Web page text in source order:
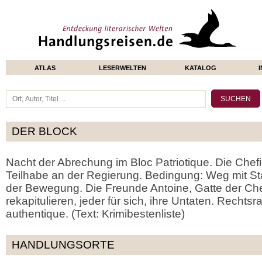
ATLAS LESERWELTEN KATALOG
DER BLOCK
Nacht der Abrechung im Bloc Patriotique. Die
Teilhabe an der Regierung. Bedingung: Weg mit
der Bewegung. Die Freunde Antoine, Gatte der
rekapitulieren, jeder für sich, ihre Untaten.
authentique. (Text: Krimibestenliste)
HANDLUNGSORTE